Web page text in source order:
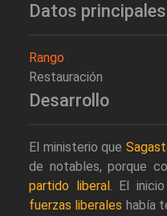
Datos principales
Rango
Restauración
Desarrollo
El ministerio que
de notables, porque
partido liberal . El
fuerzas liberales había